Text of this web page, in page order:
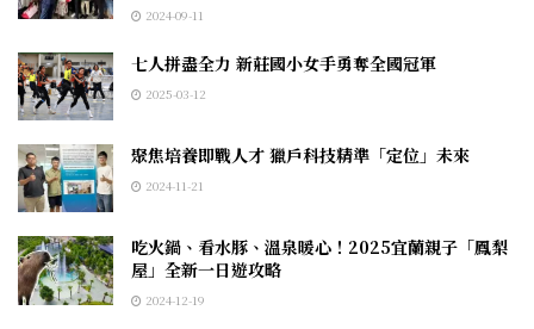
2024-09-11
七人拼盡全力 新莊國小女手勇奪全國冠軍
2025-03-12
聚焦培養即戰人才 獵戶科技精準「定位」未來
2024-11-21
吃火鍋、看水豚、溫泉暖心！2025宜蘭親子「鳳梨
屋」全新一日遊攻略
2024-12-19